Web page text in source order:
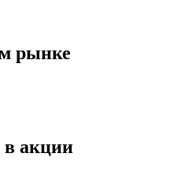
рынке
в акции